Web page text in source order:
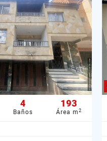
4
Baños
193
Área m 2